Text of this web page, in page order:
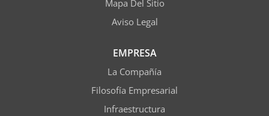
Mapa Del Sitio
Aviso Legal
EMPRESA
La Compañía
Filosofía Empresarial
Infraestructura